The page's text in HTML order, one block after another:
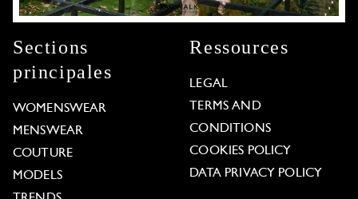
Sections
principales
WOMENSWEAR
MENSWEAR
COUTURE
MODELS
Ressources
LEGAL
TERMS AND
CONDITIONS
COOKIES POLICY
DATA PRIVACY POLICY